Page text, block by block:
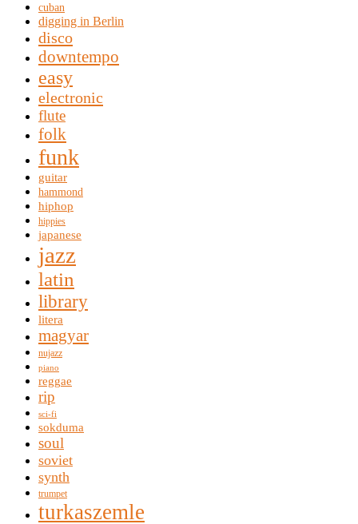
cuban
digging in Berlin
disco
downtempo
easy
electronic
flute
folk
funk
guitar
hammond
hiphop
hippies
japanese
jazz
latin
library
litera
magyar
nujazz
piano
reggae
rip
sci-fi
sokduma
soul
soviet
synth
trumpet
turkaszemle